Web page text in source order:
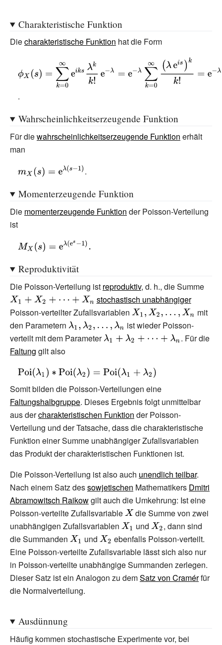
Charakteristische Funktion
Diecharakteristische Funktion hat die Form
{\displaystyle
\phi _{X}
_{k=0}^{\infty
}\mathrm {e}
{\lambda ^{k}}
{k!}}\,\mathrm
{e} ^{-\lambda
}=\mathrm {e}
^{-\lambda
_{k=0}^{\infty }
{\left(\lambda
^{is}\right)^{k}}
{k!}}=\mathrm
{e} ^{-\lambda
}\mathrm {e}
^{\lambda
\,\mathrm {e}
^{is}}=\mathrm
{e} ^{\lambda
\left(\mathrm
{e}
^{is}-1\right)}}
.
Wahrscheinlichkeitserzeugende Funktion
Für diewahrscheinlichkeitserzeugende Funktion erhält
man
{\displaystyle
(s)=\mathrm
{e} ^{\lambda
.
Momenterzeugende Funktion
Die momenterzeugende Funktion der Poisson-Verteilung
ist
{\displaystyle
(s)=\mathrm
{e} ^{\lambda
(\mathrm {e}
^{s}-1)}.}
Reproduktivität
Die Poisson-Verteilung ist reproduktiv, d. h., die Summe
stochastisch unabhängiger
Poisson-verteilter Zufallsvariablen {\displaystyle
X_{1},X_{2},\dotsc
,X_{n}}
mit
den Parametern {\displaystyle
\lambda
,\lambda
_{n}}
ist wieder Poisson-
verteilt mit dem Parameter{\displaystyle
_{2}+\dotsb
+\lambda
_{n}}
. Für die
Faltung gilt also
{\displaystyle
\operatorname {Poi}
(\lambda
_{1})*\operatorname
{Poi} (\lambda
_{2})=\operatorname
{Poi} (\lambda
Somit bilden die Poisson-Verteilungen eine
Faltungshalbgruppe. Dieses Ergebnis folgt unmittelbar
aus dercharakteristischen Funktion der Poisson-
Verteilung und der Tatsache, dass die charakteristische
Funktion einer Summe unabhängiger Zufallsvariablen
das Produkt der charakteristischen Funktionen ist.
Die Poisson-Verteilung ist also auch unendlich teilbar.
Nach einem Satz dessowjetischen Mathematikers Dmitri
Abramowitsch Raikowgilt auch die Umkehrung: Ist eine
Poisson-verteilte Zufallsvariable{\displaystyle
X}
die Summe von zwei
unabhängigen Zufallsvariablen {\displaystyle
X_{1}}
und {\displaystyle
X_{2}}
, dann sind
die Summanden {\displaystyle
X_{1}}
und {\displaystyle
X_{2}}
ebenfalls Poisson-verteilt.
Eine Poisson-verteilte Zufallsvariable lässt sich also nur
in Poisson-verteilte unabhängige Summanden zerlegen.
Dieser Satz ist ein Analogon zu demSatz von Cramérfür
die Normalverteilung.
Ausdünnung
Häufig kommen stochastische Experimente vor, bei